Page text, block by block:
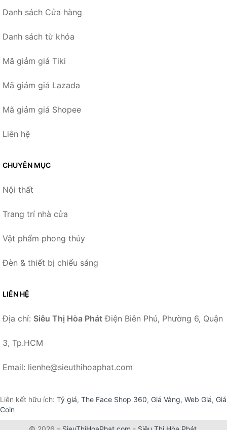
Danh sách Cửa hàng
Danh sách từ khóa
Mã giảm giá Tiki
Mã giảm giá Lazada
Mã giảm giá Shopee
Liên hệ
CHUYÊN MỤC
Nội thất
Trang trí nhà cửa
Vật phẩm phong thủy
Đèn & thiết bị chiếu sáng
LIÊN HỆ
Địa chỉ: Siêu Thị Hòa Phát Điện Biên Phủ, Phường 6, Quận
3, Tp.HCM
Email: lienhe@sieuthihoaphat.com
Liên kết hữu ích: Tỷ giá, The Face Shop 360, Giá Vàng, Web Giá, Giá
Coin